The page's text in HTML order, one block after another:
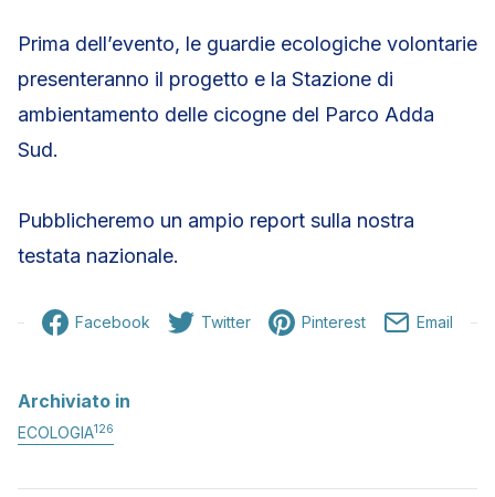
Prima dell’evento, le guardie ecologiche volontarie
presenteranno il progetto e la Stazione di
ambientamento delle cicogne del Parco Adda
Sud.
Pubblicheremo un ampio report sulla nostra
testata nazionale.
Facebook Twitter Pinterest Email
Archiviato in
ECOLOGIA126